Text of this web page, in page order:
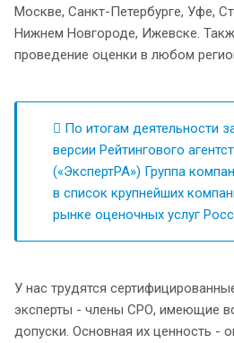
Москве, Санкт-Петербурге, Уфе,
Нижнем Новгороде, Ижевске.
проведение оценки в любом
По итогам деятельности
версии Рейтингового
(«ЭкспертРА») Группа
в список крупнейших
рынке оценочных услуг
У нас трудятся
эксперты - члены СРО, имеющие
допуски. Основная их ценность -